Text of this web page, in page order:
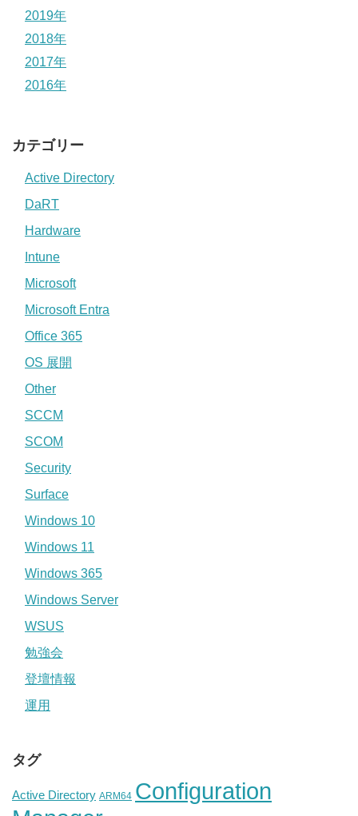
2019年
2018年
2017年
2016年
カテゴリー
Active Directory
DaRT
Hardware
Intune
Microsoft
Microsoft Entra
Office 365
OS 展開
Other
SCCM
SCOM
Security
Surface
Windows 10
Windows 11
Windows 365
Windows Server
WSUS
勉強会
登壇情報
運用
タグ
Active Directory ARM64 Configuration